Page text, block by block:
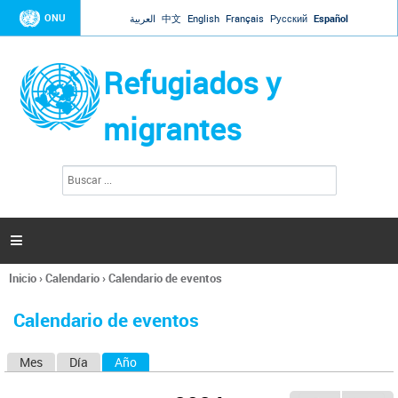
Jump to navigation
ONU العربية 中文 English Français Русский Español
Refugiados y
migrantes
l
s

Se
usted
Inicio›Calendario›Calendario de eventos
Calendario de eventos
Mes Día Año